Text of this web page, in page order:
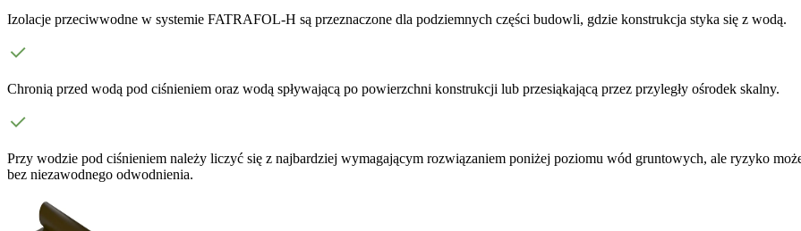
Izolacje przeciwwodne w systemie FATRAFOL-H są przeznaczone dla podziemnych części budowli, gdzie konstrukcja styka się z wodą.
Chronią przed wodą pod ciśnieniem oraz wodą spływającą po powierzchni konstrukcji lub przesiąkającą przez przyległy ośrodek skalny.
Przy wodzie pod ciśnieniem należy liczyć się z najbardziej wymagającym rozwiązaniem poniżej poziomu wód gruntowych, ale ryzyko
bez niezawodnego odwodnienia.